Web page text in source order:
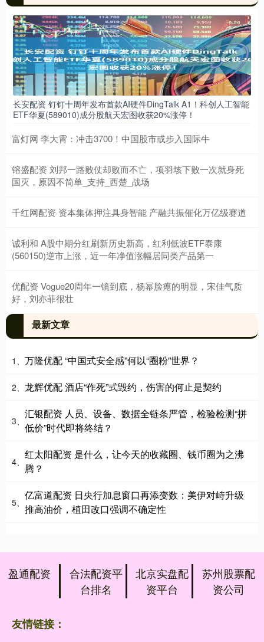
长安配资 钉钉十周年发布首款AI硬件DingTalk A1！科创人工智能
ETF华夏(589010)成分股航天宏图收获20%涨停！
富灯网 李大霄：冲击3700！中国股市或步入国际牛
镕盛配资 刘邦一路败仗却败而不亡，项羽垓下败一次就身死
国灭，原因不简单_支持_西楚_战场
千红网配资 资本集体押注具身智能 产融共振催化万亿级赛道
诚利和 A股中期分红刷新历史新高，红利低波ETF泰康
(560150)逆市上涨，近一年净值涨幅居同类产品第一
优配资 Vogue20周年一镜到底，杨幂脸瘪的明显，宋佳气质
好，刘亦菲很壮
最新文章
1、 万隆优配 “中国式安全感”何以“圈粉”世界？
2、 龙辉优配 酒店“作死”式毁约，伤害的何止是契约
3、
汇银配资 人员、设备、数据全链条严管，检验检测“拼
低价”时代即将终结？
4、
红太阳配资 是什么，让今天的收藏圈、钱币圈为之沸
腾？
5、
亿富道配资 日央行加息窗口再添变数：美伊对峙升级
推高油价，植田改口强调不确定性
盈通配资
合法配资平
台排名
北京实盘配
资平台
苏州股票配
资公司
友情链接：